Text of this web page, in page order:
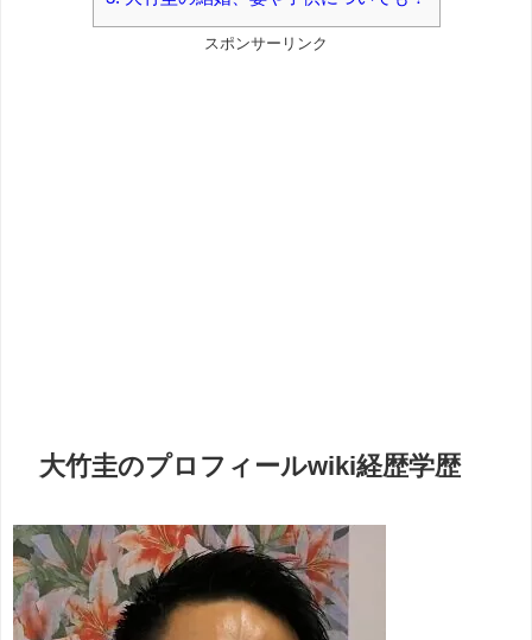
スポンサーリンク
大竹圭のプロフィールwiki経歴学歴